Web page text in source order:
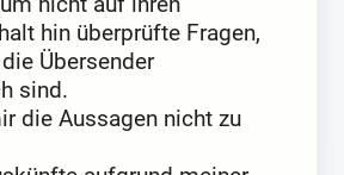
hin überprüfte Fragen,
Übersender
sind.
die Aussagen nicht zu